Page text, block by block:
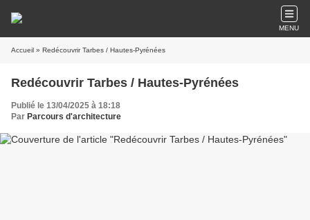
MENU
Accueil » Redécouvrir Tarbes / Hautes-Pyrénées
Redécouvrir Tarbes / Hautes-Pyrénées
Publié le 13/04/2025 à 18:18
Par Parcours d'architecture